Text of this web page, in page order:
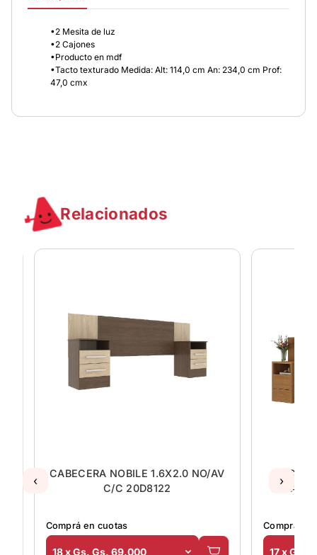
•2 Mesita de luz
•2 Cajones
•Producto en mdf
•Tacto texturado Medida: Alt: 114,0 cm An: 234,0 cm Prof:
47,0 cmx
Relacionados
CABECERA NOBILE 1.6X2.0 NO/AV
C/C 20D8122
Comprá en cuotas
18 x Gs. Gs. 69.000
C/
Comprá en
17 x Gs.
‹ ›